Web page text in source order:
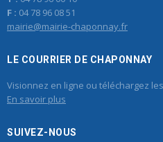
F : 04 78 96 08 51
mairie@mairie-chaponnay.fr
LE COURRIER DE CHAPONNAY
Visionnez en ligne ou téléchargez
En savoir plus
SUIVEZ-NOUS